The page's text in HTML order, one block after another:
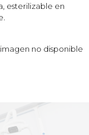
esterilizable en